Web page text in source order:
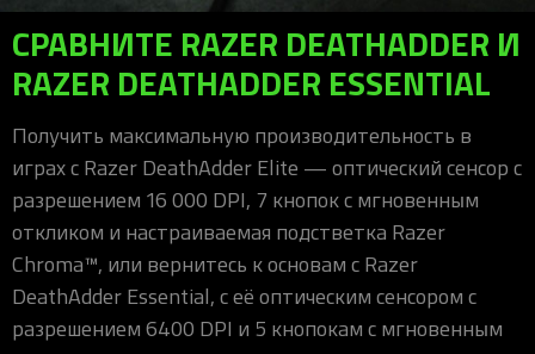
СРАВНИТЕ RAZER DEATHADDER И
RAZER DEATHADDER ESSENTIAL
Получить максимальную производительность в
играх с Razer DeathAdder Elite — оптический сенсор с
разрешением 16 000 DPI, 7 кнопок с мгновенным
откликом и настраиваемая подстветка Razer
Chroma™, или вернитесь к основам с Razer
DeathAdder Essential, с её оптическим сенсором с
разрешением 6400 DPI и 5 кнопокам с мгновенным